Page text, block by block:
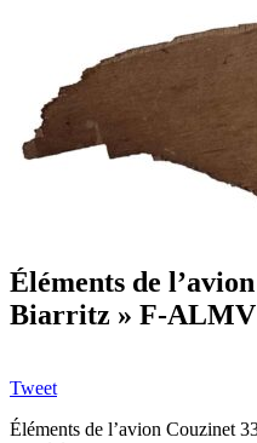
Éléments de
Biarritz » F-ALMV
Tweet
Éléments de l’avion Couzinet